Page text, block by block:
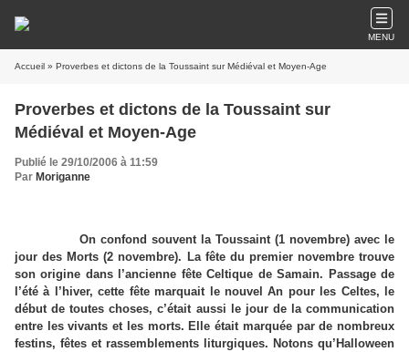
MENU
Accueil » Proverbes et dictons de la Toussaint sur Médiéval et Moyen-Age
Proverbes et dictons de la Toussaint sur
Médiéval et Moyen-Age
Publié le 29/10/2006 à 11:59
Par Moriganne
On confond souvent la Toussaint (1 novembre) avec le
jour des Morts (2 novembre). La fête du premier novembre trouve
son origine dans l’ancienne fête Celtique de Samain. Passage de
l’été à l’hiver, cette fête marquait le nouvel An pour les Celtes, le
début de toutes choses, c’était aussi le jour de la communication
entre les vivants et les morts. Elle était marquée par de nombreux
festins, fêtes et rassemblements liturgiques. Notons qu’Halloween